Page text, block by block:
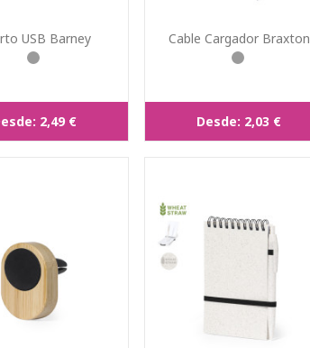
USB Barney
2,49 €
Cable Cargador Braxton
Desde: 2,03 €